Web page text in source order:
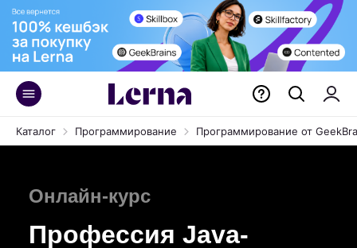
Каталог Программирование Программирование от
Онлайн-курс
Профессия Java-